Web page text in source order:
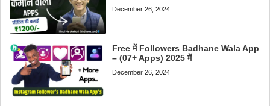
December 26, 2024
Free में Followers Badhane Wala App
– (07+ Apps) 2025 में
December 26, 2024